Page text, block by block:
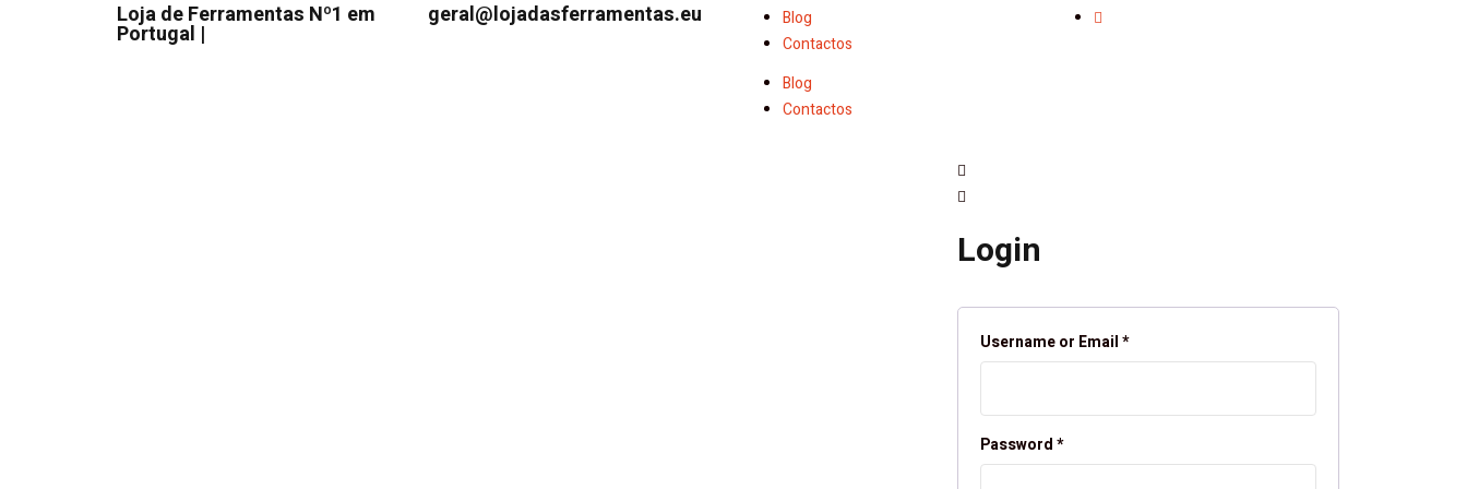
Loja de Ferramentas Nº1 em
Portugal |
geral@lojadasferramentas.eu
Blog
Contactos
Blog
Contactos
Login
Username or Email*
Password*